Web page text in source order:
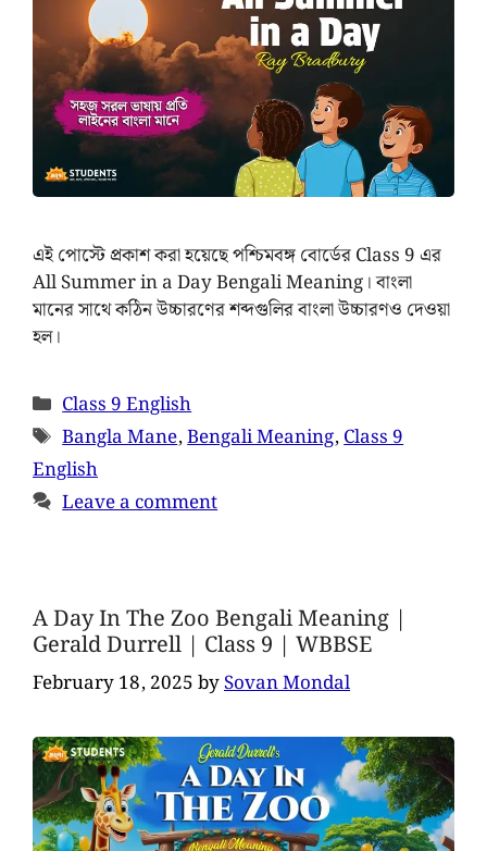
এই পোস্টে প্রকাশ করা হয়েছে পশ্চিমবঙ্গ বোর্ডের Class 9 এর
All Summer in a Day Bengali Meaning। বাংলা
মানের সাথে কঠিন উচ্চারণের শব্দগুলির বাংলা উচ্চারণও দেওয়া
হল।
Class 9 English
Bangla Mane,Bengali Meaning,Class 9
English
Leave a comment
A Day In The Zoo Bengali Meaning |
Gerald Durrell | Class 9 | WBBSE
February 18, 2025bySovan Mondal